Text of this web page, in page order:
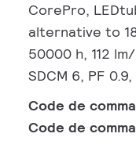
CorePro,
alternative to
50000 h, 112
SDCM 6, PF
Code de
Code de